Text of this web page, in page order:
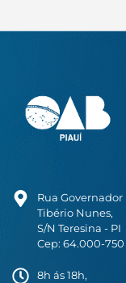
Rua Governador
Tibério Nunes,
S/N Teresina - PI
Cep: 64.000-750
8h ás 18h,